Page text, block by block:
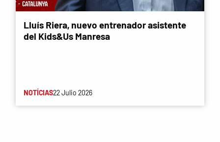
Lluís Riera, nuevo entrenador asistente
del Kids&Us Manresa
NOTÍCIAS22 Julio 2026